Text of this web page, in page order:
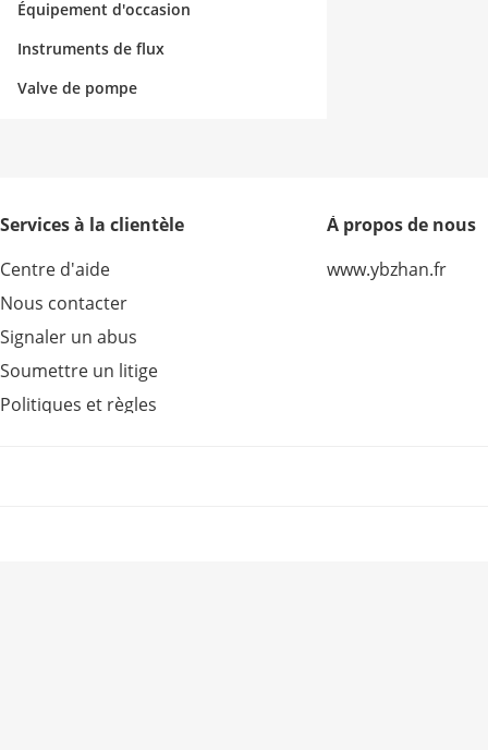
Équipement d'occasion
Instruments de flux
Valve de pompe
Services à la clientèle
Centre d'aide
Nous contacter
Signaler un abus
Soumettre un litige
Politiques et règles
À propos de nous
www.ybzhan.fr